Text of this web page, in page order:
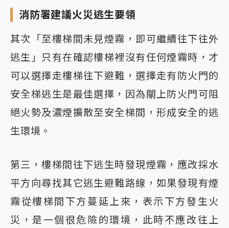
消防署建議火災逃生要領
其次「至樓梯間未見煙霧，即可繼續往下往外
逃生」只有在確認樓梯裡沒有任何煙霧時，才
可以選擇走樓梯往下避難，選擇走有防火門的
安全梯逃生是最佳選擇，因為關上防火門可阻
絕火勢及濃煙擴散至安全梯間，形成安全的逃
生環境。
第三，樓梯間往下逃生時發現煙霧，應改採水
平方向尋找其它逃生避難路線，如果發現有煙
霧從樓梯間下方蔓延上來，表示下方發生火
災，是一個很危險的環境，此時不應改往上